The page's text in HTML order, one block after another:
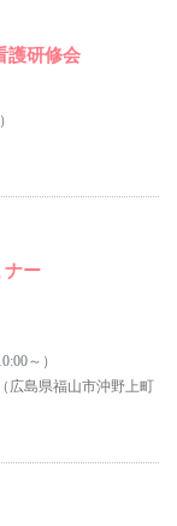
護研修会
ナー
～）
島県福山市沖野上町